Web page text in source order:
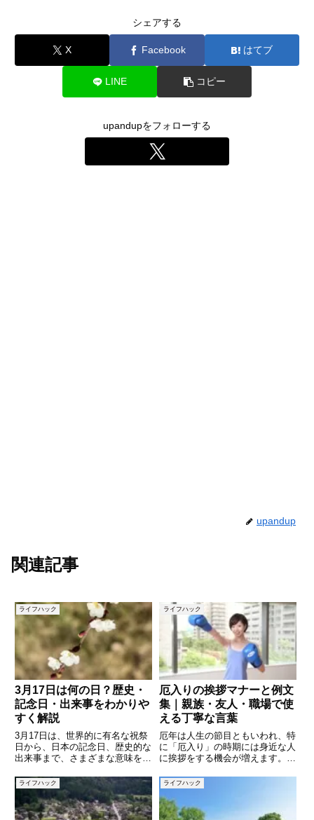
シェアする
X Facebook はてブ
LINE コピー
upandupをフォローする
upandup
関連記事
ライフハック
3月17日は何の日？歴史・
記念日・出来事をわかりや
すく解説
3月17日は、世界的に有名な祝祭
日から、日本の記念日、歴史的な
出来事まで、さまざまな意味を持
る文化的なイベントがあり、日本
でも生活や健康、文化に関係する
記念日が制定されています。こう
した「今日は何の日」というテ
ライフハック
厄入りの挨拶マナーと例文
集｜親族・友人・職場で使
える丁寧な言葉
厄年は人生の節目ともいわれ、特
に「厄入り」の時期には身近な人
に挨拶をする機会が増えます。地
すが、厄年を迎える本人や家族が
しっかりと挨拶をしておくと、相
手に安心感や信頼を与えることが
できます。とはいえ「どんな言葉
ライフハック ライフハック